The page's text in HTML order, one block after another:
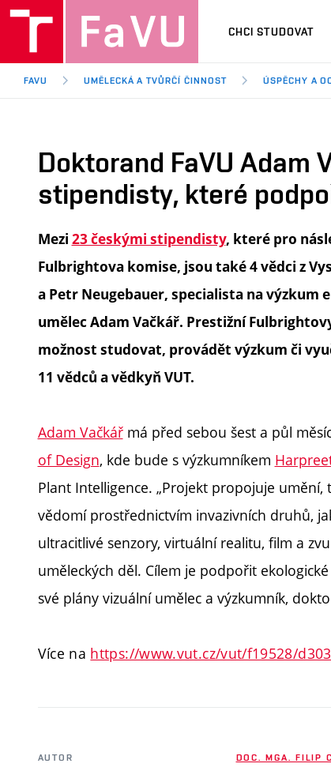
CHCI STUDOVAT
FAVU UMĚLECKÁ A TVŮRČÍ ČINNOST ÚSPĚCHY A
Doktorand FaVU Adam
stipendisty, které
Mezi 23 českými stipendisty, které pro
Fulbrightova komise, jsou také 4 vědci z
a Petr Neugebauer, specialista na
umělec Adam Vačkář. Prestižní
možnost studovat, provádět výzkum či
11 vědců a vědkyň VUT.
Adam Vačkářmá před sebou šest a půl
of Design, kde bude s výzkumníkem
Plant Intelligence. „Projekt propojuje
vědomí prostřednictvím invazivních druhů,
ultracitlivé senzory, virtuální realitu, film a
uměleckých děl. Cílem je podpořit
své plány vizuální umělec a výzkumník,
Více na https://www.vut.cz/vut/f19528/
AUTOR
DOC. MGA. FILIP